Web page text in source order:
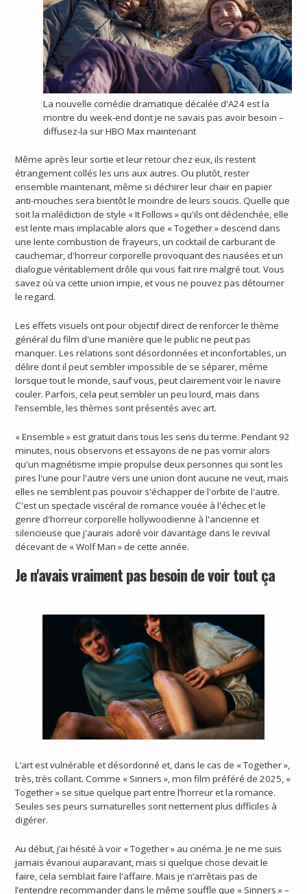
La nouvelle comédie dramatique décalée d'A24 est la
montre du week-end dont je ne savais pas avoir besoin –
diffusez-la sur HBO Max maintenant
Même après leur sortie et leur retour chez eux, ils restent
étrangement collés les uns aux autres. Ou plutôt, rester
ensemble maintenant, même si déchirer leur chair en papier
anti-mouches sera bientôt le moindre de leurs soucis. Quelle que
soit la malédiction de style « It Follows » qu'ils ont déclenchée, elle
est lente mais implacable alors que « Together » descend dans
une lente combustion de frayeurs, un cocktail de carburant de
cauchemar, d'horreur corporelle provoquant des nausées et un
dialogue véritablement drôle qui vous fait rire malgré tout. Vous
savez où va cette union impie, et vous ne pouvez pas détourner
le regard.
Les effets visuels ont pour objectif direct de renforcer le thème
général du film d'une manière que le public ne peut pas
manquer. Les relations sont désordonnées et inconfortables, un
délire dont il peut sembler impossible de se séparer, même
lorsque tout le monde, sauf vous, peut clairement voir le navire
couler. Parfois, cela peut sembler un peu lourd, mais dans
l’ensemble, les thèmes sont présentés avec art.
« Ensemble » est gratuit dans tous les sens du terme. Pendant 92
minutes, nous observons et essayons de ne pas vomir alors
qu'un magnétisme impie propulse deux personnes qui sont les
pires l'une pour l'autre vers une union dont aucune ne veut, mais
elles ne semblent pas pouvoir s'échapper de l'orbite de l'autre.
C'est un spectacle viscéral de romance vouée à l'échec et le
genre d'horreur corporelle hollywoodienne à l'ancienne et
silencieuse que j'aurais adoré voir davantage dans le revival
décevant de « Wolf Man » de cette année.
Je n'avais vraiment pas besoin de voir tout ça
L’art est vulnérable et désordonné et, dans le cas de « Together »,
très, très collant. Comme « Sinners », mon film préféré de 2025, «
Together » se situe quelque part entre l’horreur et la romance.
Seules ses peurs surnaturelles sont nettement plus difficiles à
digérer.
Au début, j’ai hésité à voir « Together » au cinéma. Je ne me suis
jamais évanoui auparavant, mais si quelque chose devait le
faire, cela semblait faire l'affaire. Mais je n’arrêtais pas de
l’entendre recommander dans le même souffle que « Sinners » –